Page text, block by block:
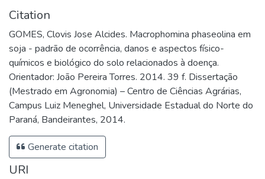
Citation
GOMES, Clovis Jose Alcides. Macrophomina phaseolina em
soja - padrão de ocorrência, danos e aspectos físico-
químicos e biológico do solo relacionados à doença.
Orientador: João Pereira Torres. 2014. 39 f. Dissertação
(Mestrado em Agronomia) – Centro de Ciências Agrárias,
Campus Luiz Meneghel, Universidade Estadual do Norte do
Paraná, Bandeirantes, 2014.
Generate citation
URI